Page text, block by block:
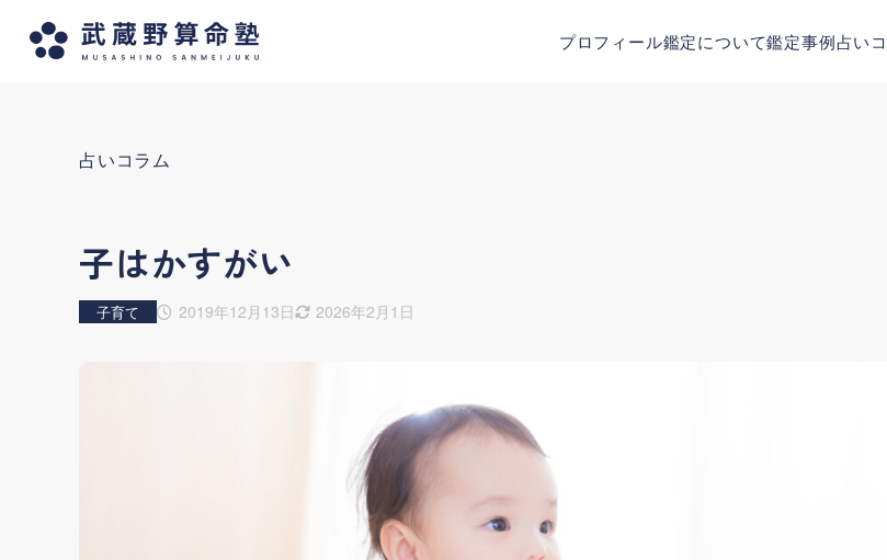
プロフィール鑑定について鑑定事例占い
占いコラム
子はかすがい
2019年12月13日 2026年2月1日
子育て